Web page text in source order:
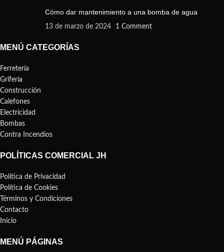
Cómo dar mantenimiento a una bomba de agua
13 de marzo de 2024 1 Comment
MENÚ CATEGORÍAS
Ferretería
Grifería
Construcción
Calefones
Electricidad
Bombas
Contra Incendios
POLÍTICAS COMERCIAL JH
Política de Privacidad
Política de Cookies
Términos y Condiciones
Contacto
Inicio
MENÚ PÁGINAS